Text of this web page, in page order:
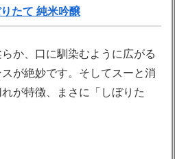
たて 純米吟醸
か、口に馴染むように広がる
が絶妙です。そしてスーと消
が特徴、まさに「しぼりた